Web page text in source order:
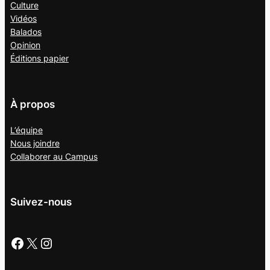
Culture
Vidéos
Balados
Opinion
Éditions papier
À propos
L’équipe
Nous joindre
Collaborer au Campus
Suivez-nous
Facebook X Instagram